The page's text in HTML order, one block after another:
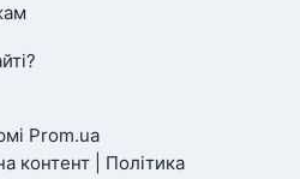
Prom.ua
контент | Політика